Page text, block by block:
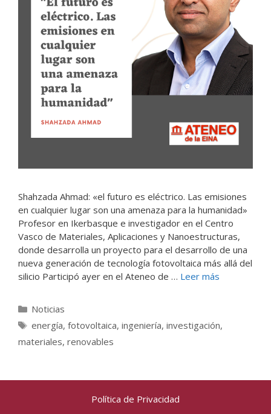
Shahzada Ahmad: «el futuro es eléctrico. Las emisiones
en cualquier lugar son una amenaza para la humanidad»
Profesor en Ikerbasque e investigador en el Centro
Vasco de Materiales, Aplicaciones y Nanoestructuras,
donde desarrolla un proyecto para el desarrollo de una
nueva generación de tecnología fotovoltaica más allá del
silicio Participó ayer en el Ateneo de … Leer más
Categorías
Noticias
Etiquetas
energía, fotovoltaica, ingeniería, investigación,
materiales, renovables
Política de Privacidad